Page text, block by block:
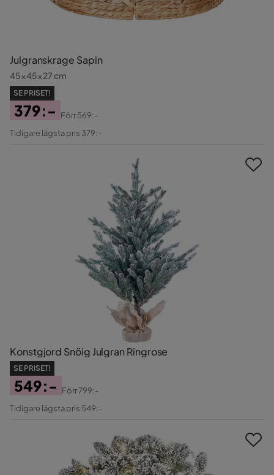
Julgranskrage Sapin
45x45x27 cm
SE PRISET!
Pris
379:-
Original
Förr569:-
Tidigare lägsta pris 379:-
Konstgjord Snöig Julgran Ringrose
SE PRISET!
Pris
549:-
Original
Förr799:-
Tidigare lägsta pris 549:-